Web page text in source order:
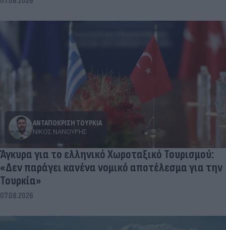
ΑΝΤΑΠΟΚΡΙΣΗ ΤΟΥΡΚΙΑ
ΝΊΚΟΣ ΝΑΝΟΎΡΗΣ
Άγκυρα για το ελληνικό Χωροταξικό Τουρισμού:
«Δεν παράγει κανένα νομικό αποτέλεσμα για την
Τουρκία»
07.08.2026